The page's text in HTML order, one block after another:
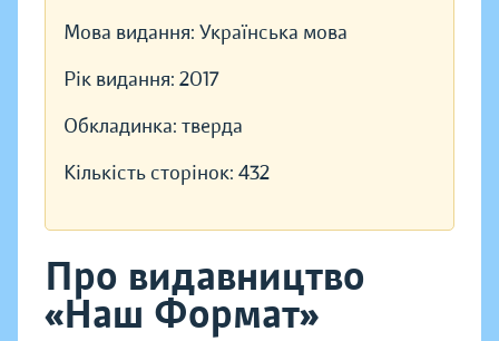
Мова видання: Українська мова
Рік видання: 2017
Обкладинка: тверда
Кількість сторінок: 432
Про видавництво
«Наш Формат»